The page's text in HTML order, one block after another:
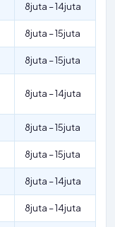
8juta – 14juta
8juta – 15juta
8juta – 15juta
8juta – 14juta
8juta – 15juta
8juta – 15juta
8juta – 14juta
8juta – 14juta